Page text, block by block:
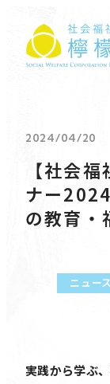
社会福祉法人
2024/04/20
【社会
ナー
の教育・
ニュース
実践から学ぶ